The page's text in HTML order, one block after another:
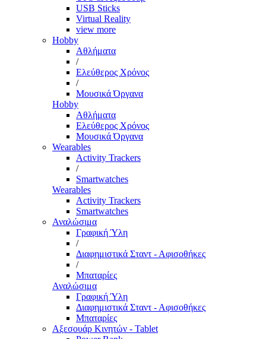
USB Sticks
Virtual Reality
view more
Hobby
Αθλήματα
/
Ελεύθερος Χρόνος
/
Μουσικά Όργανα
Hobby
Αθλήματα
Ελεύθερος Χρόνος
Μουσικά Όργανα
Wearables
Activity Trackers
/
Smartwatches
Wearables
Activity Trackers
Smartwatches
Αναλώσιμα
Γραφική Ύλη
/
Διαφημιστικά Σταντ - Αφισοθήκες
/
Μπαταρίες
Αναλώσιμα
Γραφική Ύλη
Διαφημιστικά Σταντ - Αφισοθήκες
Μπαταρίες
Αξεσουάρ Κινητών - Tablet